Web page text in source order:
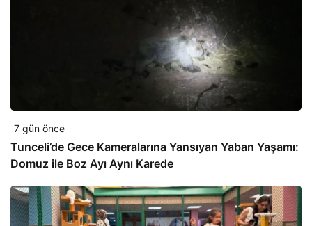
7 gün önce
Tunceli’de Gece Kameralarına Yansıyan Yaban Yaşamı:
Domuz ile Boz Ayı Aynı Karede